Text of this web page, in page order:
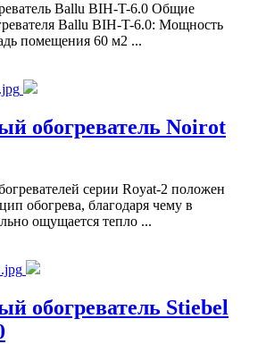
Ballu BIH-T-6.0 Общие
Ballu BIH-T-6.0: Мощность
помещения 60 м2 ...
обогреватель Noirot
серии Royat-2 положен
обогрева, благодаря чему в
ощущается тепло ...
обогреватель Stiebel